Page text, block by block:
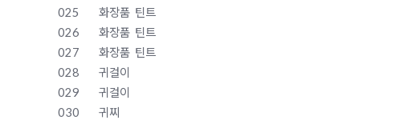
025
화장품 틴트
026
화장품 틴트
027
화장품 틴트
028
귀걸이
029
귀걸이
030
귀찌